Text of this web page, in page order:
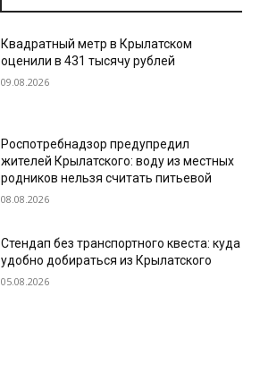
Квадратный метр в Крылатском
оценили в 431 тысячу рублей
09.08.2026
Роспотребнадзор предупредил
жителей Крылатского: воду из местных
родников нельзя считать питьевой
08.08.2026
Стендап без транспортного квеста: куда
удобно добираться из Крылатского
05.08.2026